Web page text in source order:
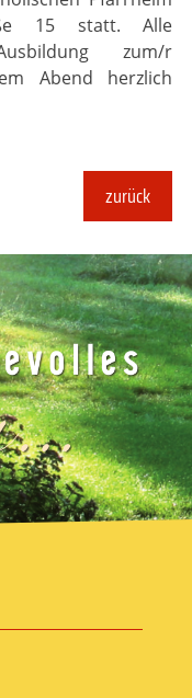
15 statt. Alle
zum/r
Abend herzlich
zurück